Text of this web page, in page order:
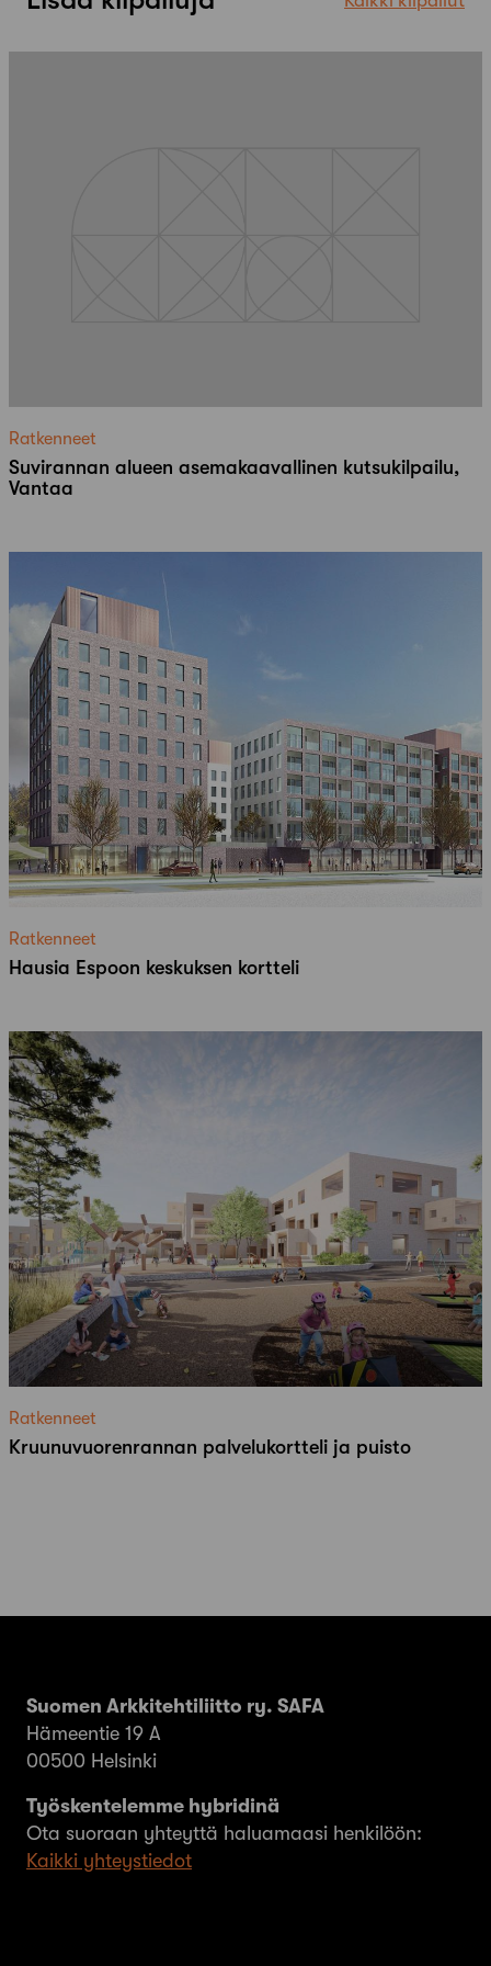
Ratkenneet
Suvirannan alueen asemakaavallinen kutsukilpailu,
Vantaa
Ratkenneet
Hausia Espoon keskuksen kortteli
Ratkenneet
Kruunuvuorenrannan palvelukortteli ja puisto
Suomen Arkkitehtiliitto ry. SAFA
Hämeentie 19 A
00500 Helsinki
Työskentelemme hybridinä
Ota suoraan yhteyttä haluamaasi henkilöön:
Kaikki yhteystiedot